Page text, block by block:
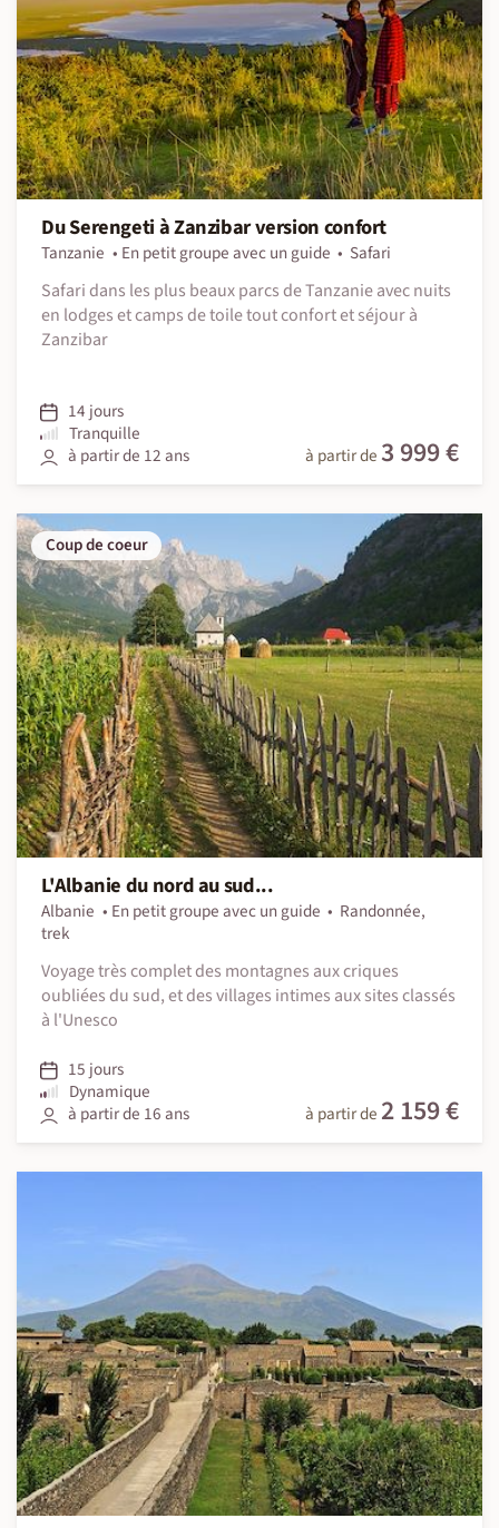
Du Serengeti à Zanzibar version confort
Tanzanie En petit groupe avec un guide
Safari
Safari dans les plus beaux parcs de Tanzanie avec nuits
en lodges et camps de toile tout confort et séjour à
Zanzibar
14 jours
Tranquille
à partir de 12 ans
à partir de 3 999 €
Coup de coeur
L'Albanie du nord au sud...
Albanie En petit groupe avec un guide
Randonnée,
trek
Voyage très complet des montagnes aux criques
oubliées du sud, et des villages intimes aux sites classés
à l'Unesco
15 jours
Dynamique
à partir de 16 ans
à partir de 2 159 €